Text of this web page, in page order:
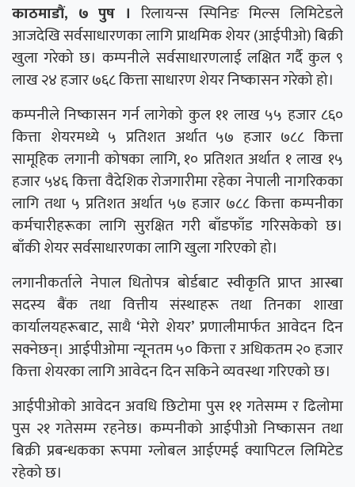
काठमाडौं, ७ पुष । रिलायन्स स्पिनिङ मिल्स लिमिटेडले
आजदेखि सर्वसाधारणका लागि प्राथमिक शेयर (आईपीओ) बिक्री
खुला गरेको छ। कम्पनीले सर्वसाधारणलाई लक्षित गर्दै कुल ९
लाख २४ हजार ७६८ कित्ता साधारण शेयर निष्कासन गरेको हो।
कम्पनीले निष्कासन गर्न लागेको कुल ११ लाख ५५ हजार ८६०
कित्ता शेयरमध्ये ५ प्रतिशत अर्थात ५७ हजार ७८८ कित्ता
सामूहिक लगानी कोषका लागि, १० प्रतिशत अर्थात १ लाख १५
हजार ५४६ कित्ता वैदेशिक रोजगारीमा रहेका नेपाली नागरिकका
लागि तथा ५ प्रतिशत अर्थात ५७ हजार ७८८ कित्ता कम्पनीका
कर्मचारीहरूका लागि सुरक्षित गरी बाँडफाँड गरिसकेको छ।
बाँकी शेयर सर्वसाधारणका लागि खुला गरिएको हो।
लगानीकर्ताले नेपाल धितोपत्र बोर्डबाट स्वीकृति प्राप्त आस्बा
सदस्य बैंक तथा वित्तीय संस्थाहरू तथा तिनका शाखा
कार्यालयहरूबाट, साथै ‘मेरो शेयर’ प्रणालीमार्फत आवेदन दिन
सक्नेछन्। आईपीओमा न्यूनतम ५० कित्ता र अधिकतम २० हजार
कित्ता शेयरका लागि आवेदन दिन सकिने व्यवस्था गरिएको छ।
आईपीओको आवेदन अवधि छिटोमा पुस ११ गतेसम्म र ढिलोमा
पुस २१ गतेसम्म रहनेछ। कम्पनीको आईपीओ निष्कासन तथा
बिक्री प्रबन्धकका रूपमा ग्लोबल आईएमई क्यापिटल लिमिटेड
रहेको छ।